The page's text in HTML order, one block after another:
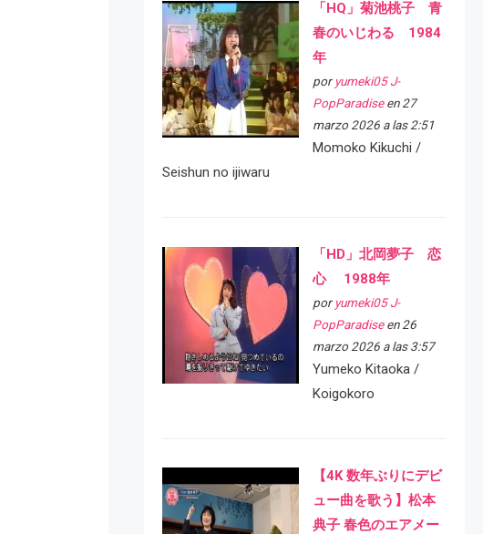
「HQ」菊池桃子 青
春のいじわる 1984
年
por yumeki05 J-
PopParadiseen 27
marzo 2026 a las 2:51
Momoko Kikuchi /
Seishun no ijiwaru
「HD」北岡夢子 恋
心 1988年
por yumeki05 J-
PopParadiseen 26
marzo 2026 a las 3:57
Yumeko Kitaoka /
Koigokoro
【4K 数年ぶりにデビ
ュー曲を歌う】松本
典子 春色のエアメー